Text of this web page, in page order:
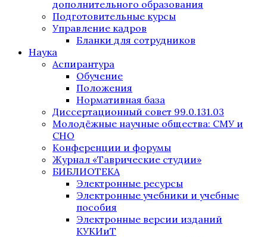
дополнительного образования
Подготовительные курсы
Управление кадров
Бланки для сотрудников
Наука
Аспирантура
Обучение
Положения
Нормативная база
Диссертационный совет 99.0.131.03
Молодёжные научные общества: СМУ и
СНО
Конференции и форумы
Журнал «Таврические студии»
БИБЛИОТЕКА
Электронные ресурсы
Электронные учебники и учебные
пособия
Электронные версии изданий
КУКИиТ